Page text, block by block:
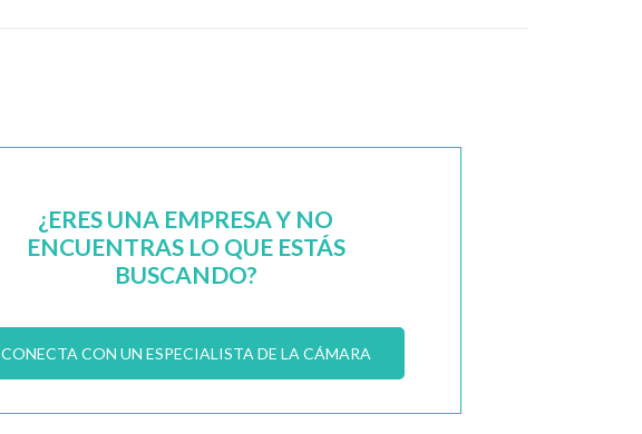
¿ERES UNA EMPRESA Y NO
ENCUENTRAS LO QUE ESTÁS
BUSCANDO?
CONECTA CON UN ESPECIALISTA DE LA CÁMARA